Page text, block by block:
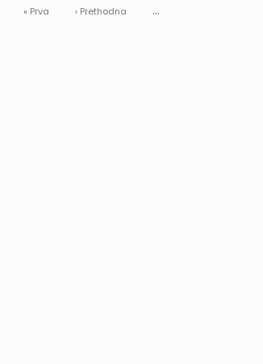
« Prva ‹ Prethodna ...